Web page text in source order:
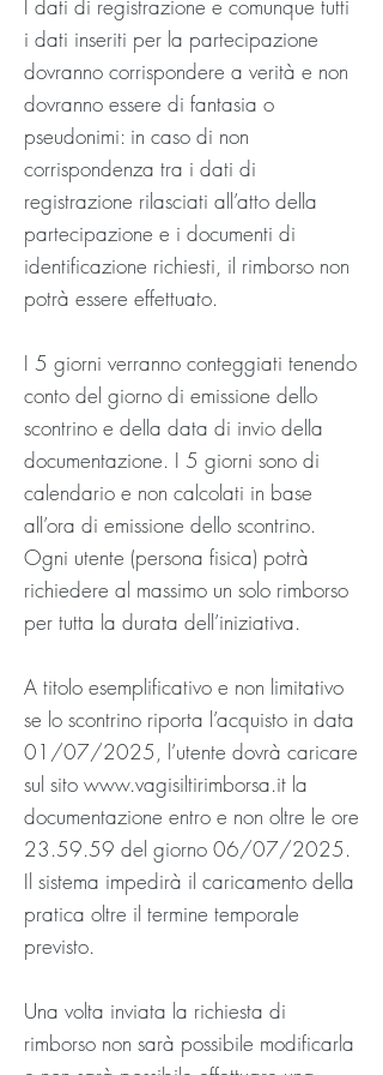
I dati di registrazione e comunque tutti
i dati inseriti per la partecipazione
dovranno corrispondere a verità e non
dovranno essere di fantasia o
pseudonimi: in caso di non
corrispondenza tra i dati di
registrazione rilasciati all’atto della
partecipazione e i documenti di
identificazione richiesti, il rimborso non
potrà essere effettuato.
I 5 giorni verranno conteggiati tenendo
conto del giorno di emissione dello
scontrino e della data di invio della
documentazione. I 5 giorni sono di
calendario e non calcolati in base
all’ora di emissione dello scontrino.
Ogni utente (persona fisica) potrà
richiedere al massimo un solo rimborso
per tutta la durata dell’iniziativa.
A titolo esemplificativo e non limitativo
se lo scontrino riporta l’acquisto in data
01/07/2025, l’utente dovrà caricare
sul sito www.vagisiltirimborsa.it la
documentazione entro e non oltre le ore
23.59.59 del giorno 06/07/2025.
Il sistema impedirà il caricamento della
pratica oltre il termine temporale
previsto.
Una volta inviata la richiesta di
rimborso non sarà possibile modificarla